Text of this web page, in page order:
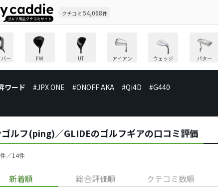
クチコミ 54,068件
ー FW UT アイアン ウェッジ パター
ワード #JPX ONE #ONOFF AKA #Qi4D #G440
ゴルフ(ping)／GLIDEのゴルフギアの口コミ評価
／14件
新着順 総合評価順 クチコミ数順